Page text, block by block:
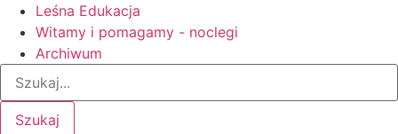
Leśna Edukacja
Witamy i pomagamy - noclegi
Archiwum
Szukaj